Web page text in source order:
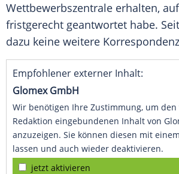
Wettbewerbszentrale erhalten,
fristgerecht geantwortet habe.
dazu keine weitere
Empfohlener externer Inhalt:
Glomex GmbH
Wir benötigen Ihre Zustimmung, um
Redaktion eingebundenen Inhalt von
anzuzeigen. Sie können diesen mit
lassen und auch wieder deaktivieren.
jetzt aktivieren